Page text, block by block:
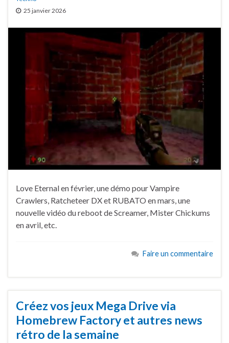
25 janvier 2026
Love Eternal en février, une démo pour Vampire
Crawlers, Ratcheteer DX et RUBATO en mars, une
nouvelle vidéo du reboot de Screamer, Mister Chickums
en avril, etc.
Faire un commentaire
Créez vos jeux Mega Drive via
Homebrew Factory et autres news
rétro de la semaine